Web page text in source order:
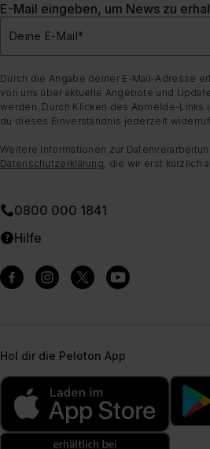
E-Mail eingeben, um News zu
Deine E-Mail*
Durch die Angabe deiner E-Mail-Adresse
von uns über aktuelle Angebote und
werden. Durch Klicken des Abmelde-Links
du dieses Einverständnis jederzeit
Weitere Informationen zur
Datenschutzerklärung, die wir erst kürzlich
0800 000 1841
Hilfe
Hol dir die Peloton App